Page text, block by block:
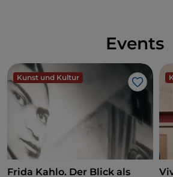
Events
Kunst und Kultur
Like
Frida Kahlo. Der Blick als